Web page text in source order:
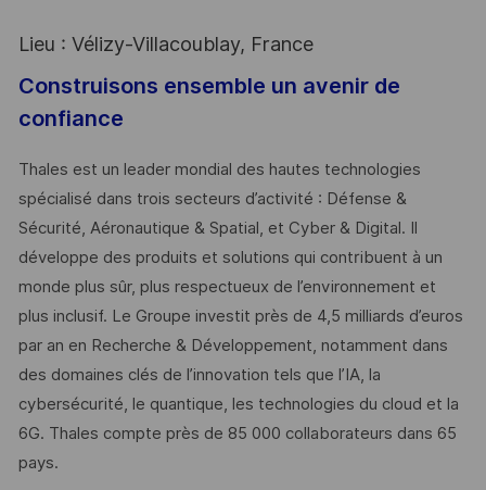
Lieu : Vélizy-Villacoublay, France
Construisons ensemble un avenir de
confiance
Thales est un leader mondial des hautes technologies
spécialisé dans trois secteurs d’activité : Défense &
Sécurité, Aéronautique & Spatial, et Cyber & Digital. Il
développe des produits et solutions qui contribuent à un
monde plus sûr, plus respectueux de l’environnement et
plus inclusif. Le Groupe investit près de 4,5 milliards d’euros
par an en Recherche & Développement, notamment dans
des domaines clés de l’innovation tels que l’IA, la
cybersécurité, le quantique, les technologies du cloud et la
6G. Thales compte près de 85 000 collaborateurs dans 65
pays. ​